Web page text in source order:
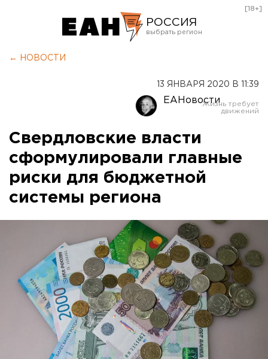
РОССИЯ
Оренбург
[18+]
← НОВОСТИ
13 ЯНВАРЯ 2020 В 11:39
ЕАНовости
Свердловские власти
сформулировали главные
риски для бюджетной
системы региона